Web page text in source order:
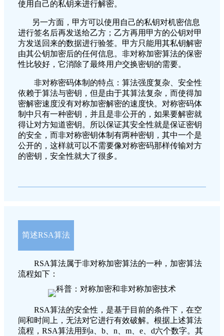
使用自己的私钥来进行解密。
另一方面，甲方可以使用自己的私钥对机密信息
进行签名后再发送给乙方；乙方再用甲方的公钥对甲
方发送回来的数据进行验签。甲方只能用其私钥解密
由其公钥加密后的任何信息。非对称加密算法的保密
性比较好，它消除了最终用户交换密钥的需要。
非对称密码体制的特点：算法强度复杂、安全性
依赖于算法与密钥，但是由于其算法复杂，而使得加
密解密速度没有对称加密解密的速度快。对称密码体
制中只有一种密钥，并且是非公开的，如果要解密就
得让对方知道密钥。所以保证其安全性就是保证密钥
的安全，而非对称密钥体制有两种密钥，其中一个是
公开的，这样就可以不需要像对称密码那样传输对方
的密钥，安全性就大了很多。
简述RSA算法
RSA算法属于非对称加密算法的一种，加密算法
流程如下：
RSA算法的安全性，是基于目前的条件下，在空
间和时间上，无法对它进行有效破解。根据上述算法
流程，RSA算法用到a、b、n、m、e、d六个数字。其